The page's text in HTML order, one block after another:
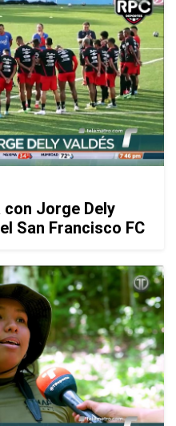
con Jorge Dely
San Francisco FC